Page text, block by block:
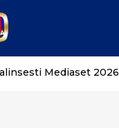
Mediaset 2026